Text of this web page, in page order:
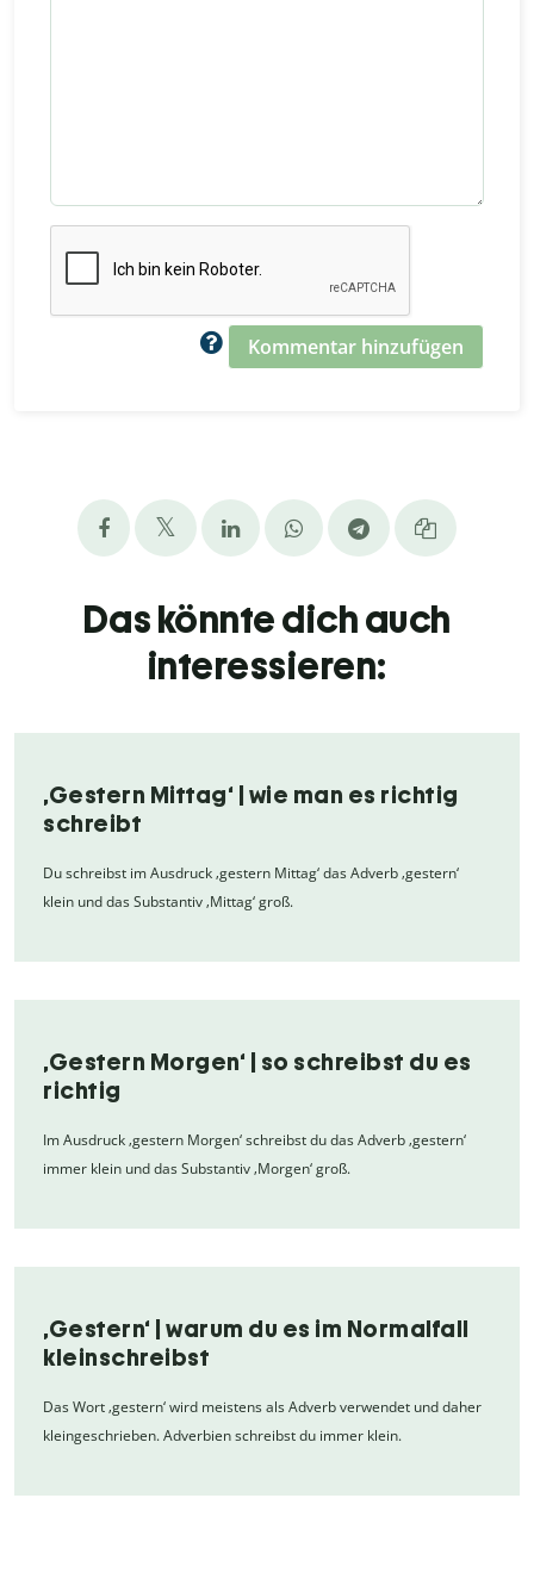
Kommentar hinzufügen
Das könnte dich auch
interessieren:
‚Gestern Mittag‘ | wie man es richtig
schreibt
Du schreibst im Ausdruck ‚gestern Mittag‘ das Adverb ‚gestern‘
klein und das Substantiv ‚Mittag‘ groß.
‚Gestern Morgen‘ | so schreibst du es
richtig
Im Ausdruck ‚gestern Morgen‘ schreibst du das Adverb ‚gestern‘
immer klein und das Substantiv ‚Morgen‘ groß.
‚Gestern‘ | warum du es im Normalfall
kleinschreibst
Das Wort ‚gestern‘ wird meistens als Adverb verwendet und daher
kleingeschrieben. Adverbien schreibst du immer klein.